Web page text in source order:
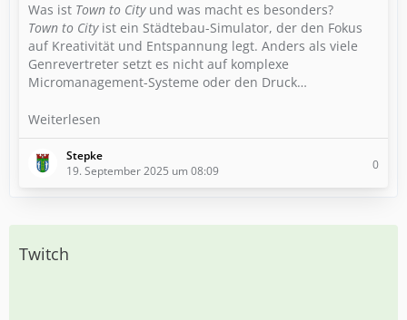
Was ist Town to Cityund was macht es besonders?
Town to Cityist ein Städtebau-Simulator, der den Fokus
auf Kreativität und Entspannung legt. Anders als viele
Genrevertreter setzt es nicht auf komplexe
Micromanagement-Systeme oder den Druck…
Weiterlesen
Stepke
19. September 2025 um 08:09
0
Twitch